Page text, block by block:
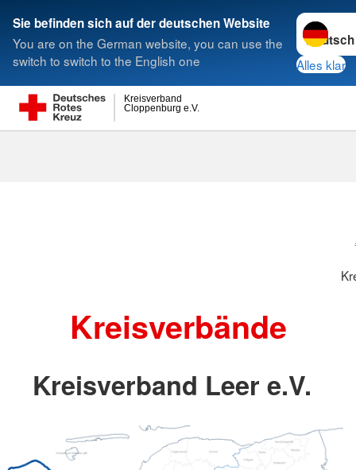
Sie befinden sich auf der deutschen Website
You are on the German website, you can use the
switch to switch to the English one
Sprache
Alles klar
Cloppenburg e.V.
Kreisverband
Suche
Kreisverbände
Kreisverband Leer e.V.